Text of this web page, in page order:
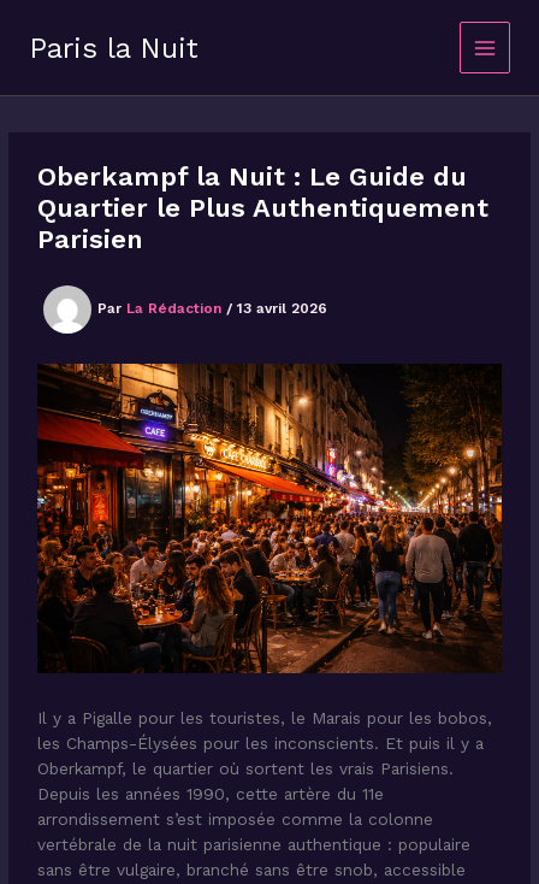
contenuParis la Nuit
Oberkampf la Nuit : Le Guide du
Quartier le Plus Authentiquement
Parisien
Par La Rédaction /13 avril 2026
Il y a Pigalle pour les touristes, le Marais pour les bobos,
les Champs-Élysées pour les inconscients. Et puis il y a
Oberkampf, le quartier où sortent les vrais Parisiens.
Depuis les années 1990, cette artère du 11e
arrondissement s’est imposée comme la colonne
vertébrale de la nuit parisienne authentique : populaire
sans être vulgaire, branché sans être snob, accessible